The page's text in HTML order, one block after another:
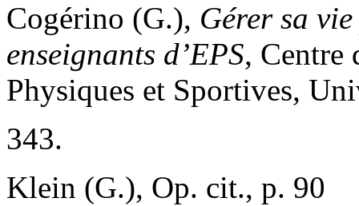
Cogérino (G.), Gérer sa
enseignants d’EPS, Centre
Physiques et Sportives,
343.
Klein (G.), Op. cit., p. 90